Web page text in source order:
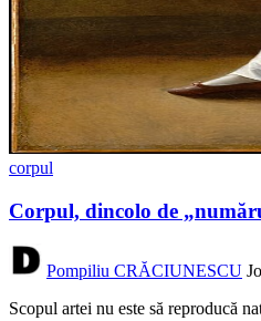
corpul
Corpul, dincolo de
Pompiliu CRĂCIUNESCU
Scopul artei nu este să reproducă